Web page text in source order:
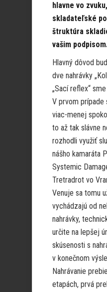
hlavne vo
skladateľské
štruktúra
vašim
Hlavný dôvod
dve nahrávky
„Sací reflex“
V prvom prípade
viac-menej
to až tak slávne
rozhodli využiť
nášho kamaráta
Systemic
Tretradrot vo
Venuje sa tomu
vychádzajú od
nahrávky,
určite na lepšej
skúsenosti s
v konečnom
Nahrávanie
etapách, prvá